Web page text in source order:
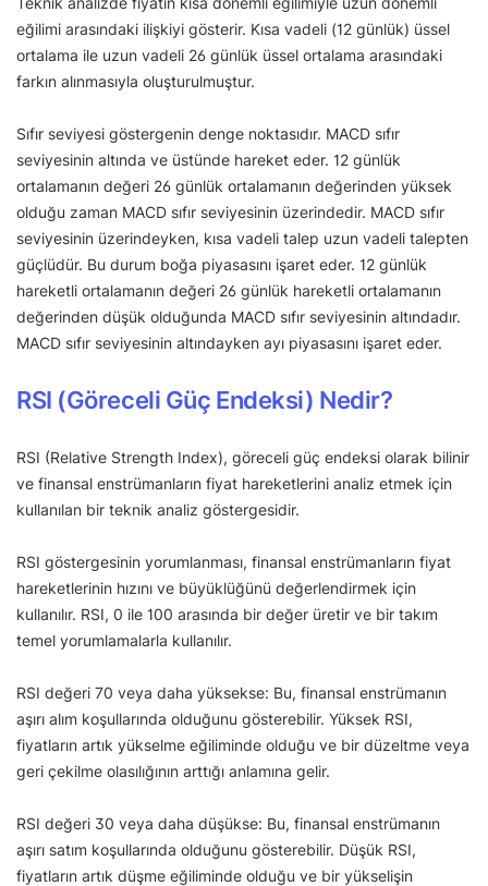
eğilimi arasındaki ilişkiyi gösterir. Kısa vadeli (12 günlük) üssel
ortalama ile uzun vadeli 26 günlük üssel ortalama arasındaki
farkın alınmasıyla oluşturulmuştur.
Sıfır seviyesi göstergenin denge noktasıdır. MACD sıfır
seviyesinin altında ve üstünde hareket eder. 12 günlük
ortalamanın değeri 26 günlük ortalamanın değerinden yüksek
olduğu zaman MACD sıfır seviyesinin üzerindedir. MACD sıfır
seviyesinin üzerindeyken, kısa vadeli talep uzun vadeli talepten
güçlüdür. Bu durum boğa piyasasını işaret eder. 12 günlük
hareketli ortalamanın değeri 26 günlük hareketli ortalamanın
değerinden düşük olduğunda MACD sıfır seviyesinin altındadır.
MACD sıfır seviyesinin altındayken ayı piyasasını işaret eder.
RSI (Göreceli Güç Endeksi) Nedir?
RSI (Relative Strength Index), göreceli güç endeksi olarak bilinir
ve finansal enstrümanların fiyat hareketlerini analiz etmek için
kullanılan bir teknik analiz göstergesidir.
RSI göstergesinin yorumlanması, finansal enstrümanların fiyat
hareketlerinin hızını ve büyüklüğünü değerlendirmek için
kullanılır. RSI, 0 ile 100 arasında bir değer üretir ve bir takım
temel yorumlamalarla kullanılır.
RSI değeri 70 veya daha yüksekse: Bu, finansal enstrümanın
aşırı alım koşullarında olduğunu gösterebilir. Yüksek RSI,
fiyatların artık yükselme eğiliminde olduğu ve bir düzeltme veya
geri çekilme olasılığının arttığı anlamına gelir.
RSI değeri 30 veya daha düşükse: Bu, finansal enstrümanın
aşırı satım koşullarında olduğunu gösterebilir. Düşük RSI,
fiyatların artık düşme eğiliminde olduğu ve bir yükselişin